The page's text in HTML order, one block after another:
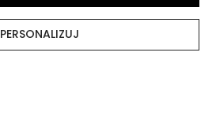
PERSONALIZUJ